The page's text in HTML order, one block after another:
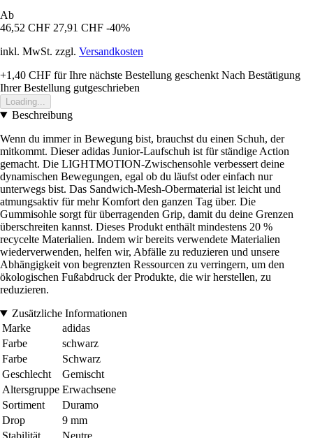
Ab
46,52 CHF 27,91 CHF -40%
inkl. MwSt. zzgl. Versandkosten
+1,40 CHF für Ihre nächste Bestellung geschenkt Nach Bestätigung
Ihrer Bestellung gutgeschrieben
Loading...
Beschreibung
Wenn du immer in Bewegung bist, brauchst du einen Schuh, der
mitkommt. Dieser adidas Junior-Laufschuh ist für ständige Action
gemacht. Die LIGHTMOTION-Zwischensohle verbessert deine
dynamischen Bewegungen, egal ob du läufst oder einfach nur
unterwegs bist. Das Sandwich-Mesh-Obermaterial ist leicht und
atmungsaktiv für mehr Komfort den ganzen Tag über. Die
Gummisohle sorgt für überragenden Grip, damit du deine Grenzen
überschreiten kannst. Dieses Produkt enthält mindestens 20 %
recycelte Materialien. Indem wir bereits verwendete Materialien
wiederverwenden, helfen wir, Abfälle zu reduzieren und unsere
Abhängigkeit von begrenzten Ressourcen zu verringern, um den
ökologischen Fußabdruck der Produkte, die wir herstellen, zu
reduzieren.
Zusätzliche Informationen
Marke
adidas
Farbe
schwarz
Farbe
Schwarz
Geschlecht
Gemischt
Altersgruppe Erwachsene
Sortiment
Duramo
Drop
9 mm